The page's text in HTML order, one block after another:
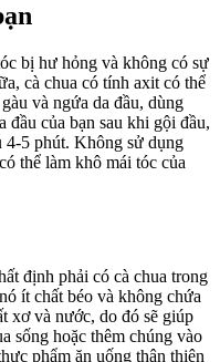
bị hư hỏng và không có sự
cà chua có tính axit có thể
và ngứa da đầu, dùng
đầu của bạn sau khi gội đầu,
4-5 phút. Không sử dụng
thể làm khô mái tóc của
định phải có cà chua trong
ít chất béo và không chứa
xơ và nước, do đó sẽ giúp
sống hoặc thêm chúng vào
phẩm ăn uống thân thiện